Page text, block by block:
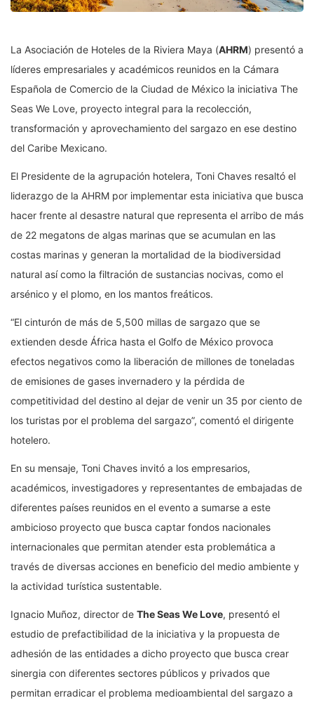
La Asociación de Hoteles de la Riviera Maya (AHRM) presentó a
líderes empresariales y académicos reunidos en la Cámara
Española de Comercio de la Ciudad de México la iniciativa The
Seas We Love, proyecto integral para la recolección,
transformación y aprovechamiento del sargazo en ese destino
del Caribe Mexicano.
El Presidente de la agrupación hotelera, Toni Chaves resaltó el
liderazgo de la AHRM por implementar esta iniciativa que busca
hacer frente al desastre natural que representa el arribo de más
de 22 megatons de algas marinas que se acumulan en las
costas marinas y generan la mortalidad de la biodiversidad
natural así como la filtración de sustancias nocivas, como el
arsénico y el plomo, en los mantos freáticos.
“El cinturón de más de 5,500 millas de sargazo que se
extienden desde África hasta el Golfo de México provoca
efectos negativos como la liberación de millones de toneladas
de emisiones de gases invernadero y la pérdida de
competitividad del destino al dejar de venir un 35 por ciento de
los turistas por el problema del sargazo”, comentó el dirigente
hotelero.
En su mensaje, Toni Chaves invitó a los empresarios,
académicos, investigadores y representantes de embajadas de
diferentes países reunidos en el evento a sumarse a este
ambicioso proyecto que busca captar fondos nacionales
internacionales que permitan atender esta problemática a
través de diversas acciones en beneficio del medio ambiente y
la actividad turística sustentable.
Ignacio Muñoz, director de The Seas We Love, presentó el
estudio de prefactibilidad de la iniciativa y la propuesta de
adhesión de las entidades a dicho proyecto que busca crear
sinergia con diferentes sectores públicos y privados que
permitan erradicar el problema medioambiental del sargazo a